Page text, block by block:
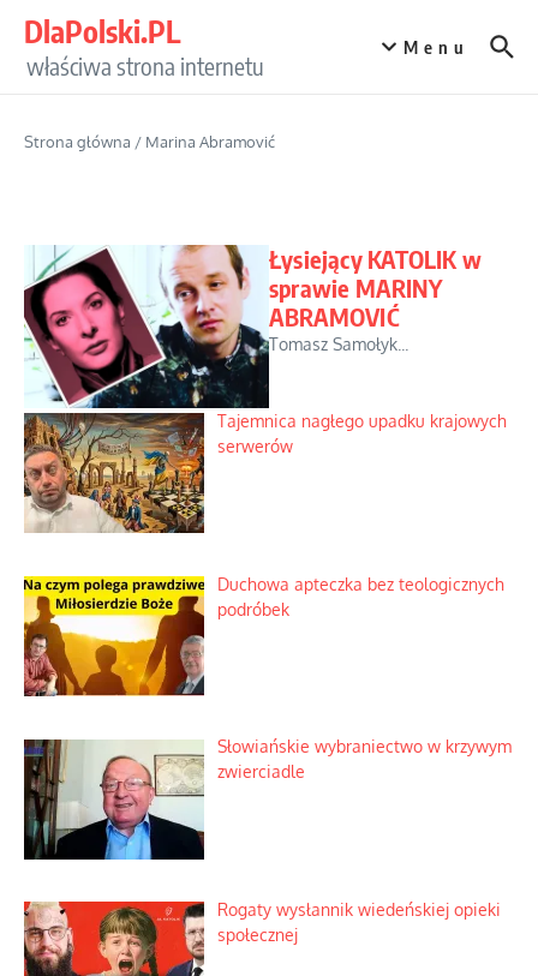
DlaPolski.PL
właściwa strona internetu
Menu
Strona główna / Marina Abramović
Łysiejący KATOLIK w
sprawie MARINY
ABRAMOVIĆ
Tomasz Samołyk...
Tajemnica nagłego upadku krajowych
serwerów
Duchowa apteczka bez teologicznych
podróbek
Słowiańskie wybraniectwo w krzywym
zwierciadle
Rogaty wysłannik wiedeńskiej opieki
społecznej